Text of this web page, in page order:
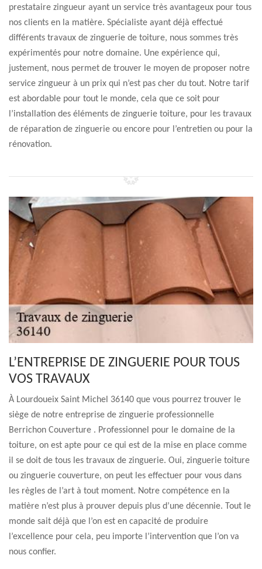
prestataire zingueur ayant un service très avantageux pour tous
nos clients en la matière. Spécialiste ayant déjà effectué
différents travaux de zinguerie de toiture, nous sommes très
expérimentés pour notre domaine. Une expérience qui,
justement, nous permet de trouver le moyen de proposer notre
service zingueur à un prix qui n’est pas cher du tout. Notre tarif
est abordable pour tout le monde, cela que ce soit pour
l’installation des éléments de zinguerie toiture, pour les travaux
de réparation de zinguerie ou encore pour l’entretien ou pour la
rénovation.
L’ENTREPRISE DE ZINGUERIE POUR TOUS
VOS TRAVAUX
À Lourdoueix Saint Michel 36140 que vous pourrez trouver le
siège de notre entreprise de zinguerie professionnelle
Berrichon Couverture . Professionnel pour le domaine de la
toiture, on est apte pour ce qui est de la mise en place comme
il se doit de tous les travaux de zinguerie. Oui, zinguerie toiture
ou zinguerie couverture, on peut les effectuer pour vous dans
les règles de l’art à tout moment. Notre compétence en la
matière n’est plus à prouver depuis plus d’une décennie. Tout le
monde sait déjà que l’on est en capacité de produire
l’excellence pour cela, peu importe l’intervention que l’on va
nous confier.